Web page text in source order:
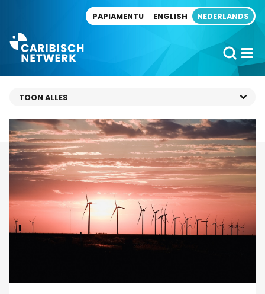
PAPIAMENTU ENGLISH NEDERLANDS